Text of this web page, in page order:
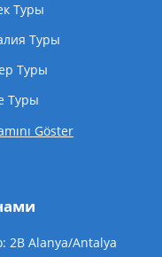
Туры
Туры
Туры
Туры
Göster
2B Alanya/Antalya